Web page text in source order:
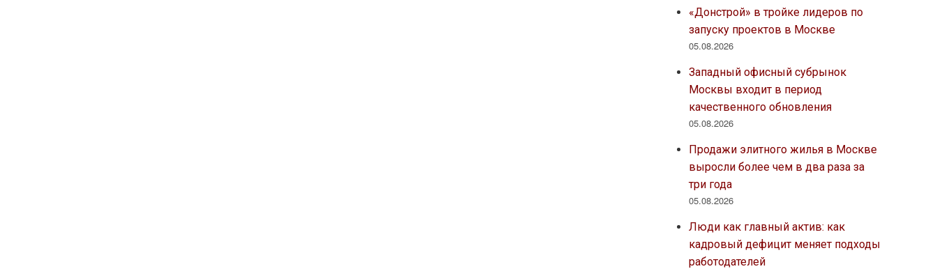
«Донстрой» в тройке лидеров по
запуску проектов в Москве
05.08.2026
Западный офисный субрынок
Москвы входит в период
качественного обновления
05.08.2026
Продажи элитного жилья в Москве
выросли более чем в два раза за
три года
05.08.2026
Люди как главный актив: как
кадровый дефицит меняет подходы
работодателей